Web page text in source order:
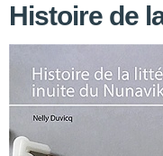
Histoire de